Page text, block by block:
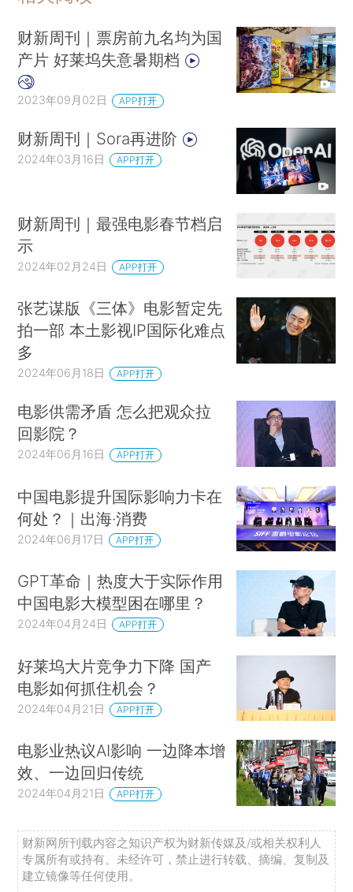
财新周刊｜票房前九名均为国
产片 好莱坞失意暑期档
2023年09月02日 APP打开
财新周刊｜Sora再进阶
2024年03月16日 APP打开
财新周刊｜最强电影春节档启
示
2024年02月24日 APP打开
张艺谋版《三体》电影暂定先
拍一部 本土影视IP国际化难点
多
2024年06月18日 APP打开
电影供需矛盾 怎么把观众拉
回影院？
2024年06月16日 APP打开
中国电影提升国际影响力卡在
何处？｜出海·消费
2024年06月17日 APP打开
GPT革命｜热度大于实际作用
中国电影大模型困在哪里？
2024年04月24日 APP打开
好莱坞大片竞争力下降 国产
电影如何抓住机会？
2024年04月21日 APP打开
电影业热议AI影响 一边降本增
效、一边回归传统
2024年04月21日 APP打开
财新网所刊载内容之知识产权为财新传媒及/或相关权利人
专属所有或持有。未经许可，禁止进行转载、摘编、复制及
建立镜像等任何使用。